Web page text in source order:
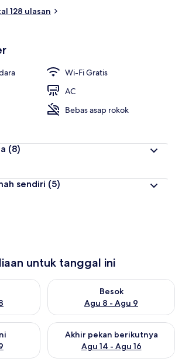
128 ulasan
Wi-Fi Gratis
AC
Bebas asap rokok
(8)
sendiri (5)
untuk tanggal ini
malam ini Agu 7 - Agu 8
Besok
Agu 8 - Agu 9
Periksa ketersediaan untuk
akhir pekan ini Agu 7 - Agu 9
Akhir pekan berikutnya
Agu 14 - Agu 16
Periksa ketersediaan untuk